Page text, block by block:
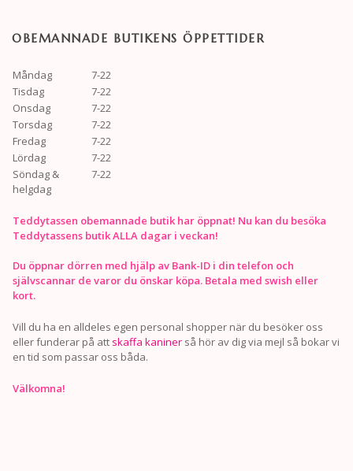
OBEMANNADE BUTIKENS ÖPPETTIDER
Måndag
7-22
Tisdag
7-22
Onsdag
7-22
Torsdag
7-22
Fredag
7-22
Lördag
7-22
Söndag &
helgdag
7-22
Teddytassen obemannade butik har öppnat! Nu kan du besöka
Teddytassens butik ALLA dagar i veckan!
Du öppnar dörren med hjälp av Bank-ID i din telefon och
självscannar de varor du önskar köpa. Betala med swish eller
kort.
Vill du ha en alldeles egen personal shopper när du besöker oss
eller funderar på att skaffa kaniner så hör av dig via mejl så bokar vi
en tid som passar oss båda.
Välkomna!